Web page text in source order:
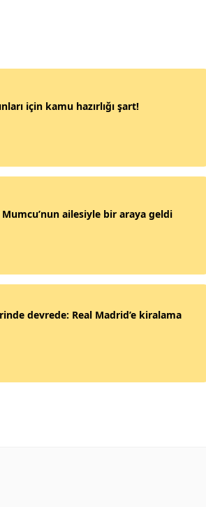
için kamu hazırlığı şart!
ailesiyle bir araya geldi
devrede: Real Madrid’e kiralama